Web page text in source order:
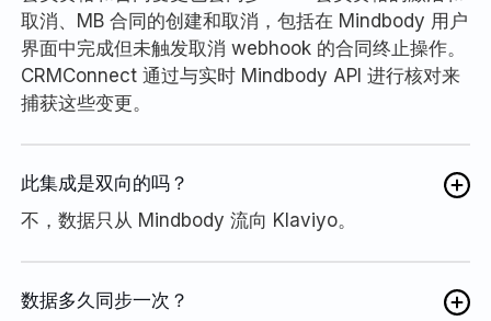
取消、MB 合同的创建和取消，包括在 Mindbody 用户
界面中完成但未触发取消 webhook 的合同终止操作。
CRMConnect 通过与实时 Mindbody API 进行核对来
捕获这些变更。
此集成是双向的吗？
不，数据只从 Mindbody 流向 Klaviyo。
数据多久同步一次？